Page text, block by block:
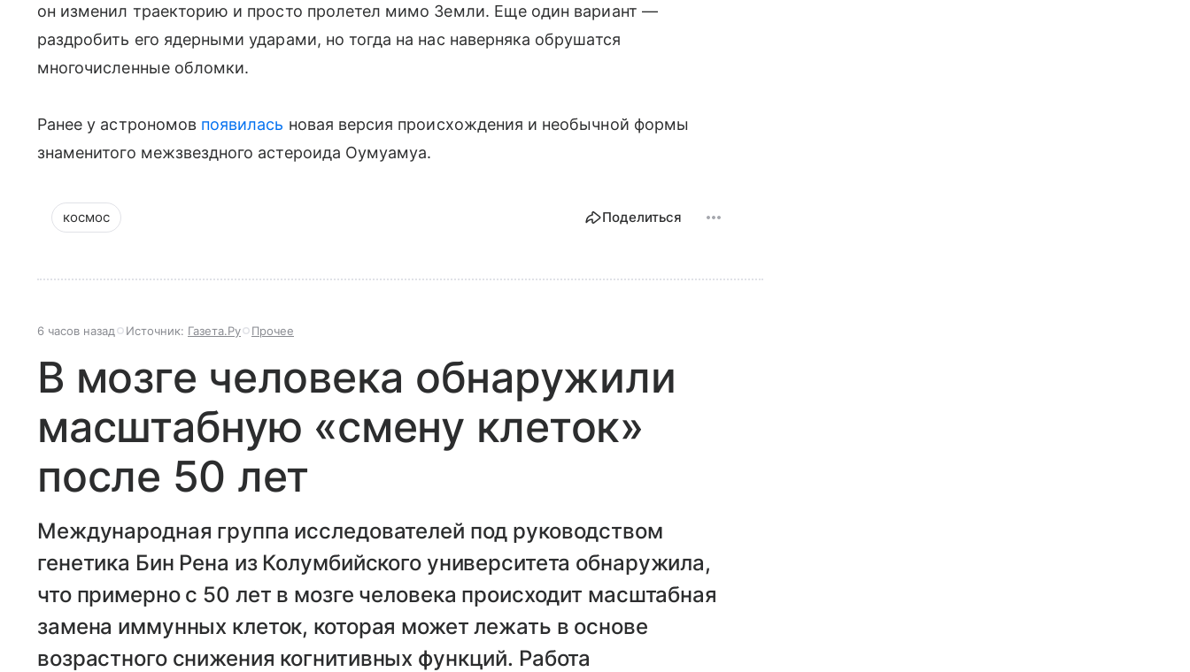
он изменил траекторию и просто пролетел мимо Земли. Еще один вариант —
раздробить его ядерными ударами, но тогда на нас наверняка обрушатся
многочисленные обломки.
Ранее у астрономов появилась новая версия происхождения и необычной формы
знаменитого межзвездного астероида Оумуамуа.
космос Поделиться
6 часов назад Источник: Газета.Ру Прочее
В мозге человека обнаружили
масштабную «смену клеток»
после 50 лет
Международная группа исследователей под руководством
генетика Бин Рена из Колумбийского университета обнаружила,
что примерно с 50 лет в мозге человека происходит масштабная
замена иммунных клеток, которая может лежать в основе
возрастного снижения когнитивных функций. Работа